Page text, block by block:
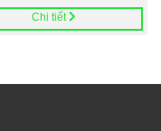
Chi tiết